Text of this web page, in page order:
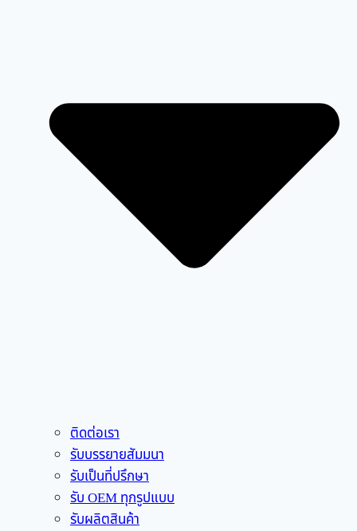
ติดต่อเรา
รับบรรยายสัมมนา
รับเป็นที่ปรึกษา
รับ OEM ทุกรูปแบบ
รับผลิตสินค้า